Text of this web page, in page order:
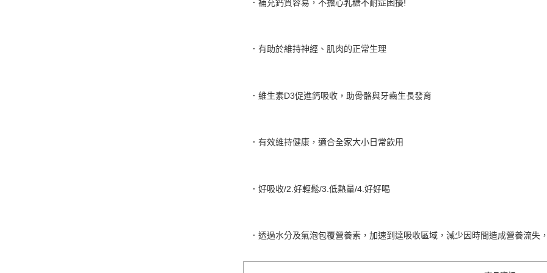
．有助於維持神經、肌肉的正常生理
．維生素D3促進鈣吸收，助骨骼與牙齒生長發育
．有效維持健康，適合全家大小日常飲用
．好吸收/2.好輕鬆/3.低熱量/4.好好喝
．透過水分及氣泡包覆營養素，加速到達吸收區域，減少因時間造成營養流失